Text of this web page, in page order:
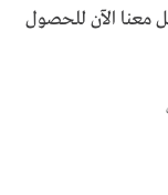
معنا الآن للحصول